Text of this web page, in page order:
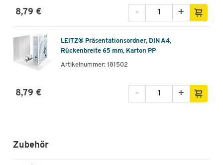
8,79 € +
-
LEITZ® Präsentationsordner, DIN A4,
Rückenbreite 65 mm, Karton PP
Artikelnummer: 181502
8,79 € +
-
Zubehör